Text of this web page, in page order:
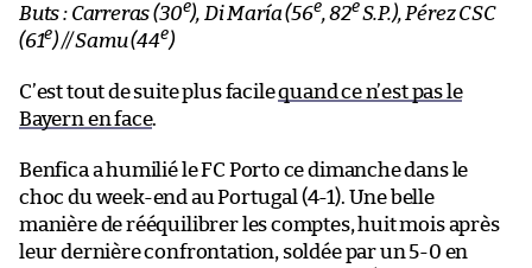
Buts : Carreras (30e), Di María (56e, 82eS.P.), Pérez CSC
(61e) // Samu (44e)
C’est tout de suite plus facilequand ce n’est pas le
Bayern en face.
Benfica a humilié le FC Porto ce dimanche dans le
choc du week-end au Portugal (4-1). Une belle
manière de rééquilibrer les comptes, huit mois après
leur dernière confrontation, soldée par un 5-0 en